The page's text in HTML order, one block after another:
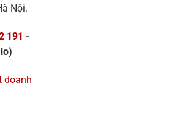
Nội.
191 -
doanh